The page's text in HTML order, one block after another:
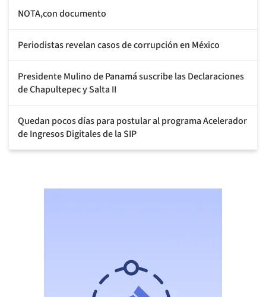
NOTA,con documento
Periodistas revelan casos de corrupción en México
Presidente Mulino de Panamá suscribe las Declaraciones
de Chapultepec y Salta II
Quedan pocos días para postular al programa Acelerador
de Ingresos Digitales de la SIP